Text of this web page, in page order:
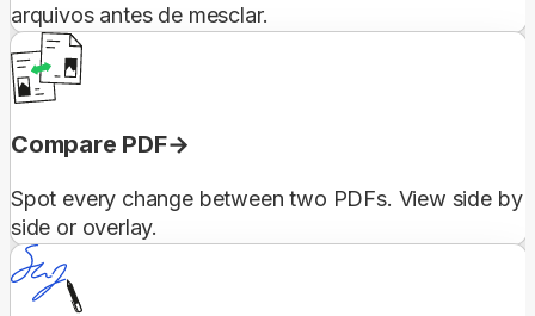
arquivos antes de mesclar.
Compare PDF
Spot every change between two PDFs. View side by
side or overlay.